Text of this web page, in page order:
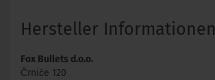
Hersteller Informationen
Fox Bullets d.o.o.
Črniče 120